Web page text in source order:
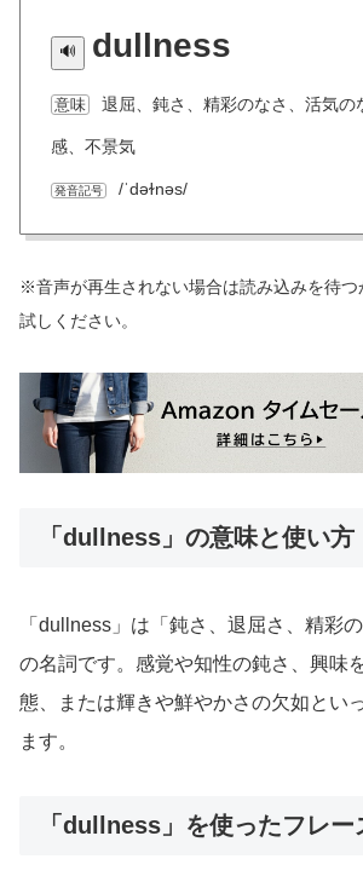
dullness
意味 退屈、鈍さ、精彩のなさ、活気の
感、不景気
発音記号 /ˈdəɫnəs/
※音声が再生されない場合は読み込みを待つ
試しください。
「dullness」の意味と使い方
「dullness」は「鈍さ、退屈さ、精彩
の名詞です。感覚や知性の鈍さ、興味
態、または輝きや鮮やかさの欠如とい
ます。
「dullness」を使ったフレー